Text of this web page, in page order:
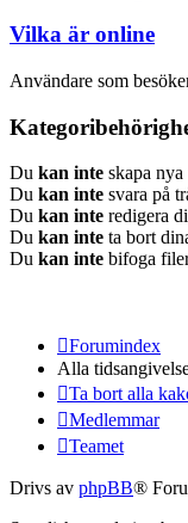
Vilka är online
Användare som
Du kan inte skapa
Du kan inte svara på
Du kan inte redigera
Du kan inte ta bort
Du kan inte bifoga
Forumindex
Alla
Ta bort alla
Medlemmar
Teamet
Drivs av phpBB®